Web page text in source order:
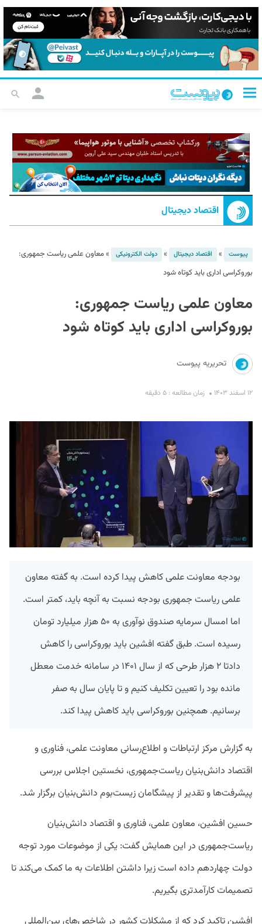
اقتصاد دیجیتال
پیوست » اقتصاد دیجیتال » دولت الکترونیکی »معاون علمی ریاست جمهوری:
بوروکراسی اداری باید کوتاه شود
معاون علمی ریاست جمهوری:
بوروکراسی اداری باید کوتاه شود
تحریریه پیوست
۱۲ اسفند ۱۴۰۳ زمان مطالعه : ۵ دقیقه
بودجه معاونت علمی کاهش پیدا کرده است. به گفته معاون
علمی ریاست جمهوری بودجه نسبت به آنچه باید، کمتر است.
اما امسال سرمایه صندوق نوآوری به ۵۰ هزار میلیارد تومان
رسیده است. طبق گفته افشین باید بوروکراسی را کاهش
داد
تا ۲ هزار طرحی که از سال ۱۴۰۱ در سامانه خدمت معطل
مانده‌ بود را تعیین تکلیف کنیم و تا پایان سال به صفر
برسانیم. همچنین بوروکراسی باید کاهش پیدا کند.
به گزارش مرکز ارتباطات و اطلاع‌رسانی معاونت علمی، فناوری و
اقتصاد دانش‌بنیان ریاست‌جمهوری، نخستین اجلاس بررسی
پیشرفت‌ها و تقدیر از پیشگامان زیست‌بوم دانش‌بنیان برگزار شد.
حسین افشین، معاون علمی، فناوری و اقتصاد دانش‌بنیان
ریاست‌جمهوری در این همایش گفت: یکی از موضوعات مورد توجه
دولت چهاردهم داده است زیرا داشتن اطلاعات به ما کمک می‌کند تا
تصمیمات کارآمدتری بگیریم.